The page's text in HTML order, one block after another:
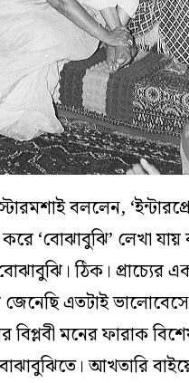
বললেন,
‘বোঝাবুঝি’ লেখা যায়
ঠিক। প্রাচ্যের
এতটাই
বিপ্লবী মনের ফারাক
আখতারি